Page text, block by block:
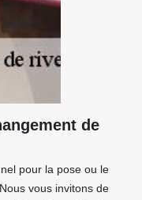
de
pour la pose ou le
vous invitons de